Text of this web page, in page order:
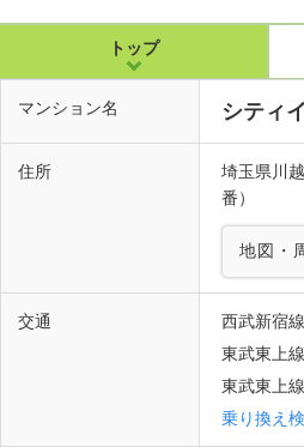
トップ
マンション名 シティ
住所
埼玉県川
番）
地図・
交通
西武新宿
東武東上
東武東上
乗り換え